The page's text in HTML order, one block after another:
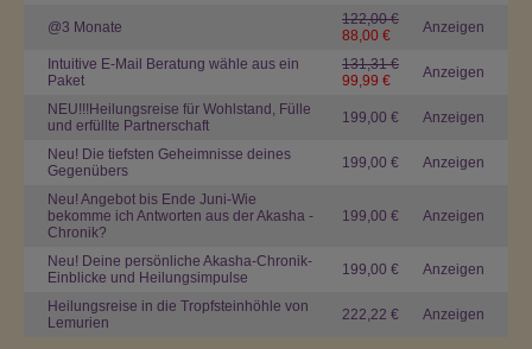
@3 Monate
122,00 €
88,00 €
Anzeigen
Intuitive E-Mail Beratung wähle aus ein
Paket
131,31 €
99,99 €
Anzeigen
NEU!!!Heilungsreise für Wohlstand, Fülle
und erfüllte Partnerschaft
199,00 € Anzeigen
Neu! Die tiefsten Geheimnisse deines
Gegenübers
199,00 € Anzeigen
Neu! Angebot bis Ende Juni-Wie
bekomme ich Antworten aus der Akasha -
Chronik?
199,00 € Anzeigen
Neu! Deine persönliche Akasha-Chronik-
Einblicke und Heilungsimpulse
199,00 € Anzeigen
Heilungsreise in die Tropfsteinhöhle von
Lemurien
222,22 € Anzeigen